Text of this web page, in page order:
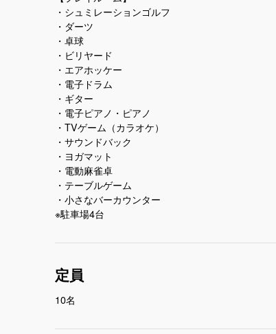
・シュミレーションゴルフ
・ダーツ
・卓球
・ビリヤード
・エアホッケー
・電子ドラム
・ギター
・電子ピアノ・ピアノ
・TVゲーム（カラオケ）
・サウンドバック
・ヨガマット
・電動麻雀卓
・テーブルゲーム
・小さなバーカウンター
※駐車場4台
定員
10名